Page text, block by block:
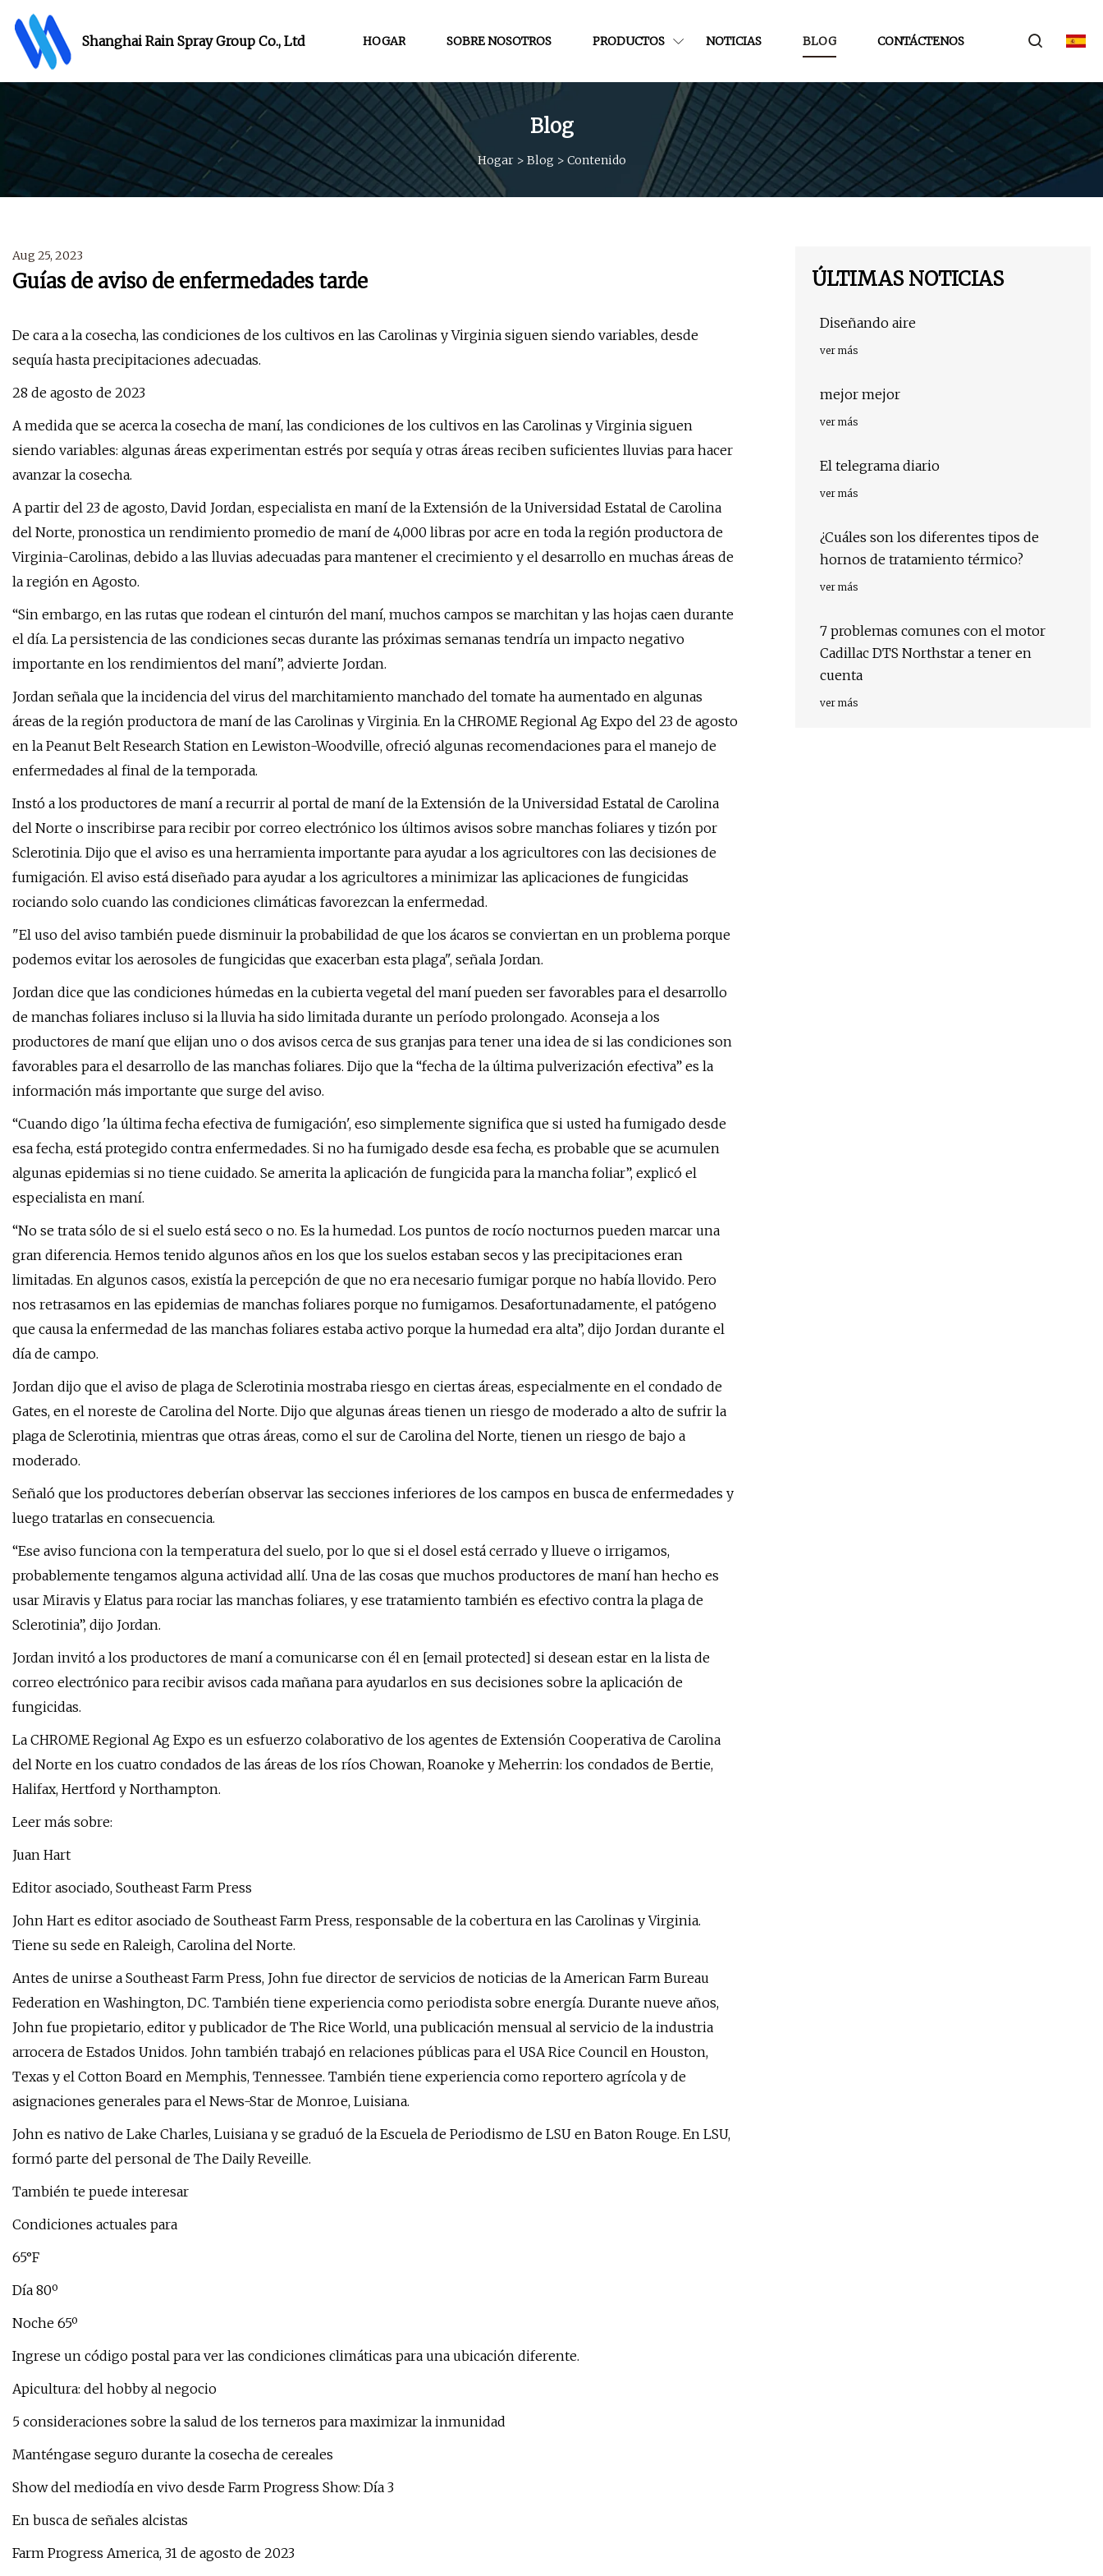
Shanghai Rain Spray Group Co., Ltd HOGAR SOBRE NOSOTROS PRODUCTOS NOTICIAS BLOG CONTÁCTENOS
Blog
Hogar> Blog > Contenido
Aug 25, 2023
Guías de aviso de enfermedades tarde
De cara a la cosecha, las condiciones de los cultivos en las Carolinas y Virginia siguen siendo variables, desde
sequía hasta precipitaciones adecuadas.
28 de agosto de 2023
A medida que se acerca la cosecha de maní, las condiciones de los cultivos en las Carolinas y Virginia siguen
siendo variables: algunas áreas experimentan estrés por sequía y otras áreas reciben suficientes lluvias para hacer
avanzar la cosecha.
A partir del 23 de agosto, David Jordan, especialista en maní de la Extensión de la Universidad Estatal de Carolina
del Norte, pronostica un rendimiento promedio de maní de 4,000 libras por acre en toda la región productora de
Virginia-Carolinas, debido a las lluvias adecuadas para mantener el crecimiento y el desarrollo en muchas áreas de
la región en Agosto.
“Sin embargo, en las rutas que rodean el cinturón del maní, muchos campos se marchitan y las hojas caen durante
el día. La persistencia de las condiciones secas durante las próximas semanas tendría un impacto negativo
importante en los rendimientos del maní”, advierte Jordan.
Jordan señala que la incidencia del virus del marchitamiento manchado del tomate ha aumentado en algunas
áreas de la región productora de maní de las Carolinas y Virginia. En la CHROME Regional Ag Expo del 23 de agosto
en la Peanut Belt Research Station en Lewiston-Woodville, ofreció algunas recomendaciones para el manejo de
enfermedades al final de la temporada.
Instó a los productores de maní a recurrir al portal de maní de la Extensión de la Universidad Estatal de Carolina
del Norte o inscribirse para recibir por correo electrónico los últimos avisos sobre manchas foliares y tizón por
Sclerotinia. Dijo que el aviso es una herramienta importante para ayudar a los agricultores con las decisiones de
fumigación. El aviso está diseñado para ayudar a los agricultores a minimizar las aplicaciones de fungicidas
rociando solo cuando las condiciones climáticas favorezcan la enfermedad.
"El uso del aviso también puede disminuir la probabilidad de que los ácaros se conviertan en un problema porque
podemos evitar los aerosoles de fungicidas que exacerban esta plaga", señala Jordan.
Jordan dice que las condiciones húmedas en la cubierta vegetal del maní pueden ser favorables para el desarrollo
de manchas foliares incluso si la lluvia ha sido limitada durante un período prolongado. Aconseja a los
productores de maní que elijan uno o dos avisos cerca de sus granjas para tener una idea de si las condiciones son
favorables para el desarrollo de las manchas foliares. Dijo que la “fecha de la última pulverización efectiva” es la
información más importante que surge del aviso.
“Cuando digo 'la última fecha efectiva de fumigación', eso simplemente significa que si usted ha fumigado desde
esa fecha, está protegido contra enfermedades. Si no ha fumigado desde esa fecha, es probable que se acumulen
algunas epidemias si no tiene cuidado. Se amerita la aplicación de fungicida para la mancha foliar”, explicó el
especialista en maní.
“No se trata sólo de si el suelo está seco o no. Es la humedad. Los puntos de rocío nocturnos pueden marcar una
gran diferencia. Hemos tenido algunos años en los que los suelos estaban secos y las precipitaciones eran
limitadas. En algunos casos, existía la percepción de que no era necesario fumigar porque no había llovido. Pero
nos retrasamos en las epidemias de manchas foliares porque no fumigamos. Desafortunadamente, el patógeno
que causa la enfermedad de las manchas foliares estaba activo porque la humedad era alta”, dijo Jordan durante el
día de campo.
Jordan dijo que el aviso de plaga de Sclerotinia mostraba riesgo en ciertas áreas, especialmente en el condado de
Gates, en el noreste de Carolina del Norte. Dijo que algunas áreas tienen un riesgo de moderado a alto de sufrir la
plaga de Sclerotinia, mientras que otras áreas, como el sur de Carolina del Norte, tienen un riesgo de bajo a
moderado.
Señaló que los productores deberían observar las secciones inferiores de los campos en busca de enfermedades y
luego tratarlas en consecuencia.
“Ese aviso funciona con la temperatura del suelo, por lo que si el dosel está cerrado y llueve o irrigamos,
probablemente tengamos alguna actividad allí. Una de las cosas que muchos productores de maní han hecho es
usar Miravis y Elatus para rociar las manchas foliares, y ese tratamiento también es efectivo contra la plaga de
Sclerotinia”, dijo Jordan.
Jordan invitó a los productores de maní a comunicarse con él en [email protected] si desean estar en la lista de
correo electrónico para recibir avisos cada mañana para ayudarlos en sus decisiones sobre la aplicación de
fungicidas.
La CHROME Regional Ag Expo es un esfuerzo colaborativo de los agentes de Extensión Cooperativa de Carolina
del Norte en los cuatro condados de las áreas de los ríos Chowan, Roanoke y Meherrin: los condados de Bertie,
Halifax, Hertford y Northampton.
Leer más sobre:
Juan Hart
Editor asociado, Southeast Farm Press
John Hart es editor asociado de Southeast Farm Press, responsable de la cobertura en las Carolinas y Virginia.
Tiene su sede en Raleigh, Carolina del Norte.
Antes de unirse a Southeast Farm Press, John fue director de servicios de noticias de la American Farm Bureau
Federation en Washington, DC. También tiene experiencia como periodista sobre energía. Durante nueve años,
John fue propietario, editor y publicador de The Rice World, una publicación mensual al servicio de la industria
arrocera de Estados Unidos. John también trabajó en relaciones públicas para el USA Rice Council en Houston,
Texas y el Cotton Board en Memphis, Tennessee. También tiene experiencia como reportero agrícola y de
asignaciones generales para el News-Star de Monroe, Luisiana.
John es nativo de Lake Charles, Luisiana y se graduó de la Escuela de Periodismo de LSU en Baton Rouge. En LSU,
formó parte del personal de The Daily Reveille.
También te puede interesar
Condiciones actuales para
65°F
Día 80º
Noche 65º
Ingrese un código postal para ver las condiciones climáticas para una ubicación diferente.
Apicultura: del hobby al negocio
5 consideraciones sobre la salud de los terneros para maximizar la inmunidad
Manténgase seguro durante la cosecha de cereales
Show del mediodía en vivo desde Farm Progress Show: Día 3
En busca de señales alcistas
Farm Progress America, 31 de agosto de 2023
ÚLTIMAS NOTICIAS
Diseñando aire
ver más
mejor mejor
ver más
El telegrama diario
ver más
¿Cuáles son los diferentes tipos de
hornos de tratamiento térmico?
ver más
7 problemas comunes con el motor
Cadillac DTS Northstar a tener en
cuenta
ver más